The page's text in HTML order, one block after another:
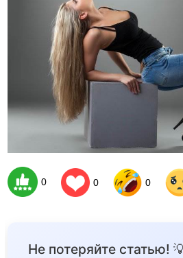
0 0 0
Не потеряйте статью!